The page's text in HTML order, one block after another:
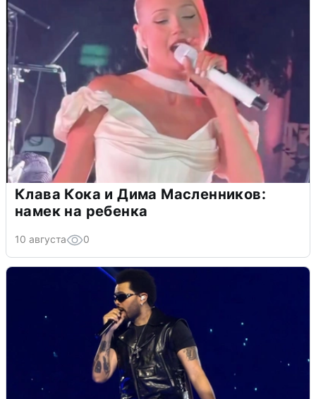
Клава Кока и Дима Масленников:
намек на ребенка
10 августа 0